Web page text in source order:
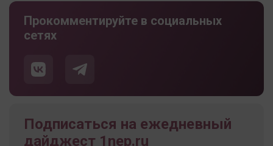
Прокомментируйте в социальных
сетях
Подписаться на ежедневный
дайджест 1nep.ru